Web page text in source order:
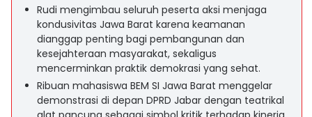
Rudi mengimbau seluruh peserta aksi menjaga
kondusivitas Jawa Barat karena keamanan
dianggap penting bagi pembangunan dan
kesejahteraan masyarakat, sekaligus
mencerminkan praktik demokrasi yang sehat.
Ribuan mahasiswa BEM SI Jawa Barat menggelar
demonstrasi di depan DPRD Jabar dengan teatrikal